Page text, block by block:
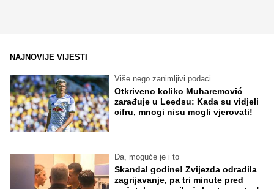
NAJNOVIJE VIJESTI
Više nego zanimljivi podaci
Otkriveno koliko Muharemović
zarađuje u Leedsu: Kada su vidjeli
cifru, mnogi nisu mogli vjerovati!
Da, moguće je i to
Skandal godine! Zvijezda odradila
zagrijavanje, pa tri minute pred